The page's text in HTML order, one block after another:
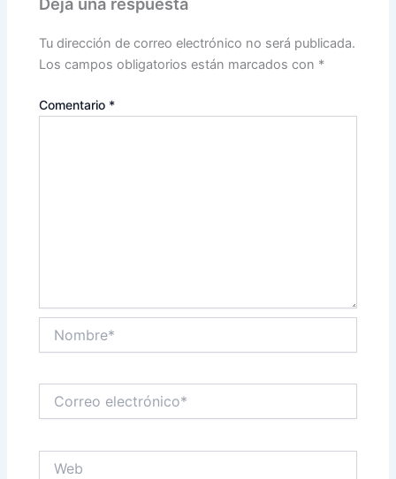
Tu dirección de correo electrónico no será publicada.
Los campos obligatorios están marcados con *
Comentario *
electrónico*